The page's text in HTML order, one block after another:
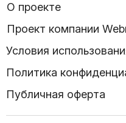
О проекте
Проект компании
Условия
Политика
Публичная оферта